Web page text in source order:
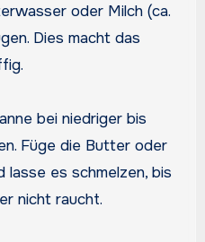
oder Milch (ca.
Dies macht das
bei niedriger bis
Füge die Butter oder
lasse es schmelzen, bis
nicht raucht.